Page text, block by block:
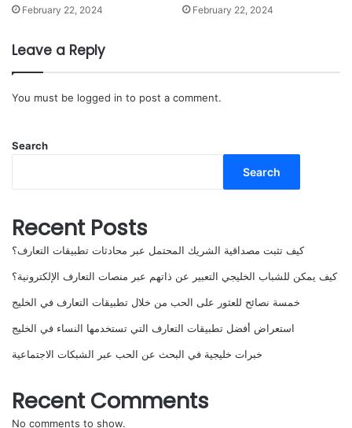
February 22, 2024 February 22, 2024
Leave a Reply
You must be logged in to post a comment.
Search
Search
Recent Posts
كيف تثبت مصداقية الشريك المحتمل عبر محادثات تطبيقات التعارف؟
كيف يمكن للشباب الخليجي التعبير عن ذاتهم عبر منصات التعارف الإلكترونية؟
خمسة نصائح للعثور على الحب من خلال تطبيقات التعارف في الخليج
استعراض أفضل تطبيقات التعارف التي تستخدمها النساء في الخليج
خبرات خليجية في البحث عن الحب عبر الشبكات الاجتماعية
Recent Comments
No comments to show.